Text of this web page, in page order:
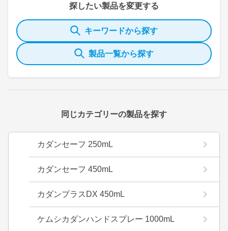
探したい製品を変更する
キーワードから探す
製品一覧から探す
同じカテゴリーの製品を探す
カダンセーフ 250mL
カダンセーフ 450mL
カダンプラスDX 450mL
ケムシカダンハンドスプレー 1000mL